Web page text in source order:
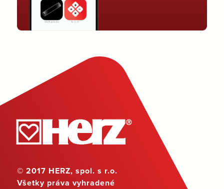
© 2017 HERZ, spol. s r.o.
Všetky práva vyhradené